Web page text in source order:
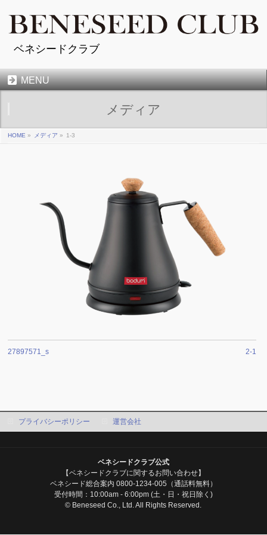
ベネシードクラブ
MENU
メディア
HOME » メディア » 1-3
27897571_s 2-1
プライバシーポリシー 運営会社
ベネシードクラブ公式
【ベネシードクラブに関するお問い合わせ】
ベネシード総合案内 0800-1234-005（通話料無料）
受付時間：10:00am - 6:00pm (土・日・祝日除く)
© Beneseed Co., Ltd. All Rights Reserved.